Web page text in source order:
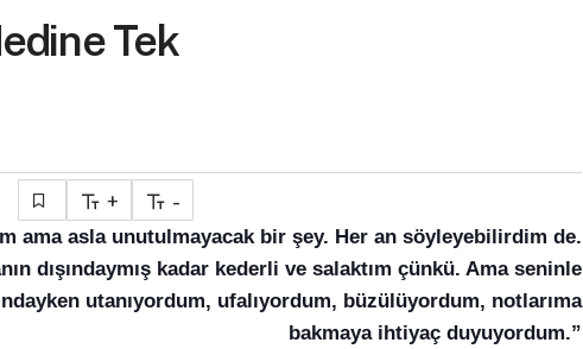
Tek
+ -
ama asla unutulmayacak bir şey. Her an söyleyebilirdim de.
dışındaymış kadar kederli ve salaktım çünkü. Ama seninle
utanıyordum, ufalıyordum, büzülüyordum, notlarıma
bakmaya ihtiyaç duyuyordum.”